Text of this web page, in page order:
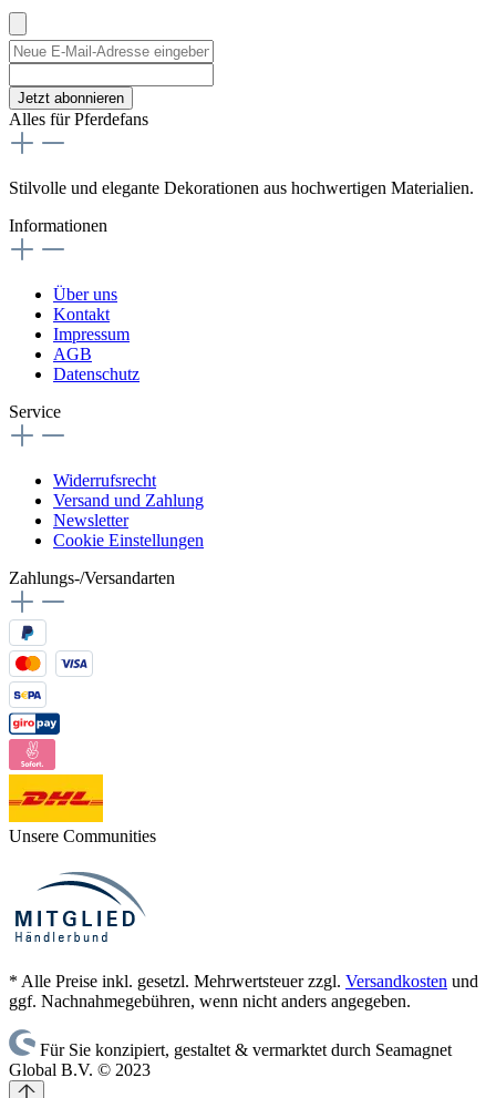
Jetzt abonnieren
Alles für Pferdefans
Stilvolle und elegante Dekorationen aus hochwertigen Materialien.
Informationen
Über uns
Kontakt
Impressum
AGB
Datenschutz
Service
Widerrufsrecht
Versand und Zahlung
Newsletter
Cookie Einstellungen
Zahlungs-/Versandarten
Unsere Communities
* Alle Preise inkl. gesetzl. Mehrwertsteuer zzgl. Versandkosten und
ggf. Nachnahmegebühren, wenn nicht anders angegeben.
Für Sie konzipiert, gestaltet & vermarktet durch Seamagnet
Global B.V. © 2023